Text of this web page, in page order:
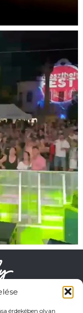
érdekében olyan